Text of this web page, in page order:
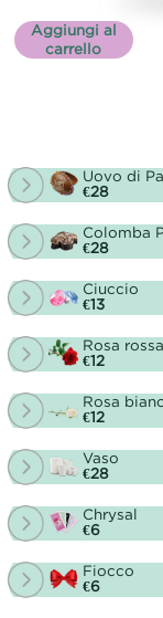
Aggiungi al
carrello
Uovo di
€28
Colomba
€28
Ciuccio
€13
Rosa rossa
€12
Rosa
€12
Vaso
€28
Chrysal
€6
Fiocco
€6